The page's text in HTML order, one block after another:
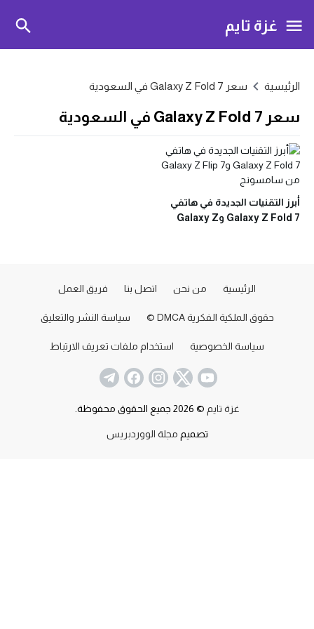
غزة تايم
الرئيسية سعر Galaxy Z Fold 7 في السعودية
سعر Galaxy Z Fold 7 في السعودية
أبرز التقنيات الجديدة في هاتفي
Galaxy Z Fold 7 وGalaxy Z
الرئيسية من نحن اتصل بنا فريق العمل
حقوق الملكية الفكرية DMCA © سياسة النشر والتعليق
سياسة الخصوصية استخدام ملفات تعريف الارتباط
غزة تايم © 2026 جميع الحقوق محفوظة.
تصميم مجلة الووردبريس